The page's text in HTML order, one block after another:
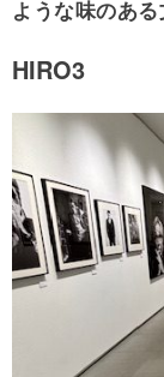
ような味のあ
HIRO3